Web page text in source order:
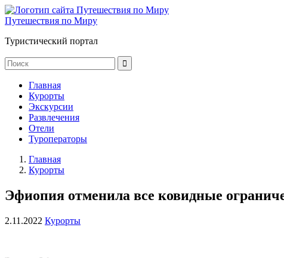
Путешествия по Миру
Туристический портал
Главная
Курорты
Экскурсии
Развлечения
Отели
Туроператоры
Главная
Курорты
Эфиопия отменила все ковидные
2.11.2022 Курорты